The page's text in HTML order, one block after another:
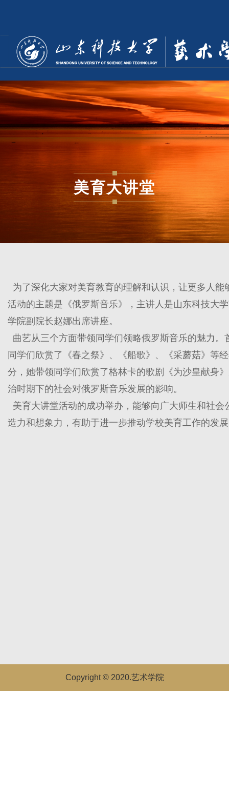
美育大讲堂
为了深化大家对美育教育的理解和认识，让更多人
活动的主题是《俄罗斯音乐》，主讲人是山东科技大
学院副院长赵娜出席讲座。
曲艺从三个方面带领同学们领略俄罗斯音乐的魅力
同学们欣赏了《春之祭》、《船歌》、《采蘑菇》等
分，她带领同学们欣赏了格林卡的歌剧《为沙皇献身
治时期下的社会对俄罗斯音乐发展的影响。
美育大讲堂活动的成功举办，能够向广大师生和社
造力和想象力，有助于进一步推动学校美育工作的发
Copyright © 2020.艺术学院